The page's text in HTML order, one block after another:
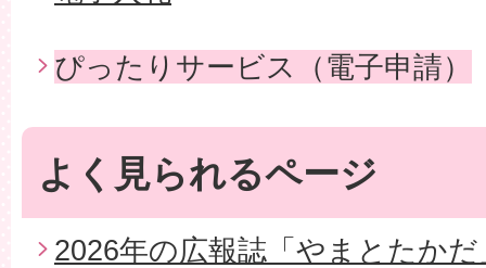
ぴったりサービス（電子申請）
よく見られるページ
2026年の広報誌「やまとたかだ